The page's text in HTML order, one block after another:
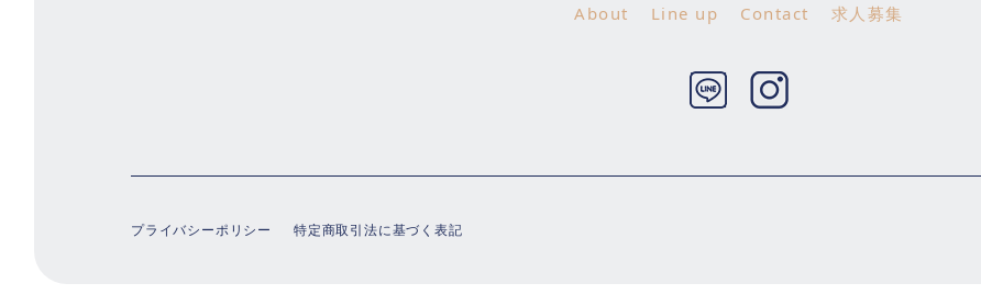
About Line up Contact 求人募集
プライバシーポリシー 特定商取引法に基づく表記